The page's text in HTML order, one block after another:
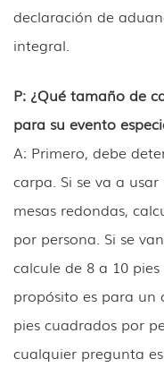
declaración de
integral.
P: ¿Qué tamaño de
para su evento
A: Primero, debe
carpa. Si se va a
mesas redondas,
por persona. Si se
calcule de 8 a 10
propósito es para un
pies cuadrados por
cualquier pregunta